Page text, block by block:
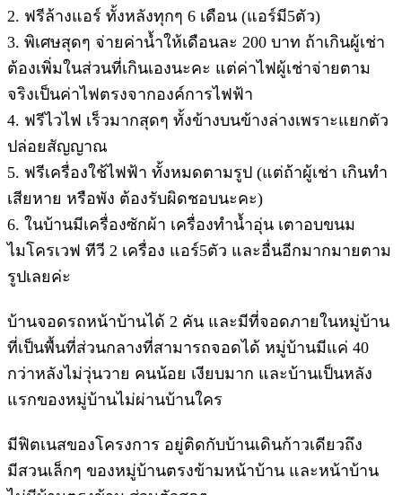
2. ฟรีล้างแอร์ ทั้งหลังทุกๆ 6 เดือน (แอร์มี5ตัว)
3. พิเศษสุดๆ จ่ายค่าน้ำให้เดือนละ 200 บาท ถ้าเกินผู้เช่า
ต้องเพิ่มในส่วนที่เกินเองนะคะ แต่ค่าไฟผู้เช่าจ่ายตาม
จริงเป็นค่าไฟตรงจากองค์การไฟฟ้า
4. ฟรีไวไฟ เร็วมากสุดๆ ทั้งข้างบนข้างล่างเพราะแยกตัว
ปล่อยสัญญาณ
5. ฟรีเครื่องใช้ไฟฟ้า ทั้งหมดตามรูป (แต่ถ้าผู้เช่า เกินทำ
เสียหาย หรือพัง ต้องรับผิดชอบนะคะ)
6. ในบ้านมีเครื่องซักผ้า เครื่องทำน้ำอุ่น เตาอบขนม
ไมโครเวฟ ทีวี 2 เครื่อง แอร์5ตัว และอื่นอีกมากมายตาม
รูปเลยค่ะ
บ้านจอดรถหน้าบ้านได้ 2 คัน และมีที่จอดภายในหมู่บ้าน
ที่เป็นพื้นที่ส่วนกลางที่สามารถจอดได้ หมู่บ้านมีแค่ 40
กว่าหลังไม่วุ่นวาย คนน้อย เงียบมาก และบ้านเป็นหลัง
แรกของหมู่บ้านไม่ผ่านบ้านใคร
มีฟิตเนสของโครงการ อยู่ติดกับบ้านเดินก้าวเดียวถึง
มีสวนเล็กๆ ของหมู่บ้านตรงข้ามหน้าบ้าน และหน้าบ้าน